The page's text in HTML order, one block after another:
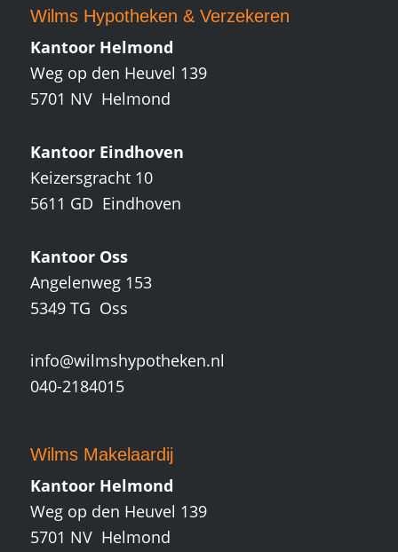
Wilms Hypotheken &Verzekeren
Kantoor Helmond
Weg op den Heuvel 139
5701 NV Helmond
Kantoor Eindhoven
Keizersgracht 10
5611 GD Eindhoven
Kantoor Oss
Angelenweg 153
5349 TG Oss
info@wilmshypotheken.nl
040-2184015
Wilms Makelaardij
Kantoor Helmond
Weg op den Heuvel 139
5701 NV Helmond